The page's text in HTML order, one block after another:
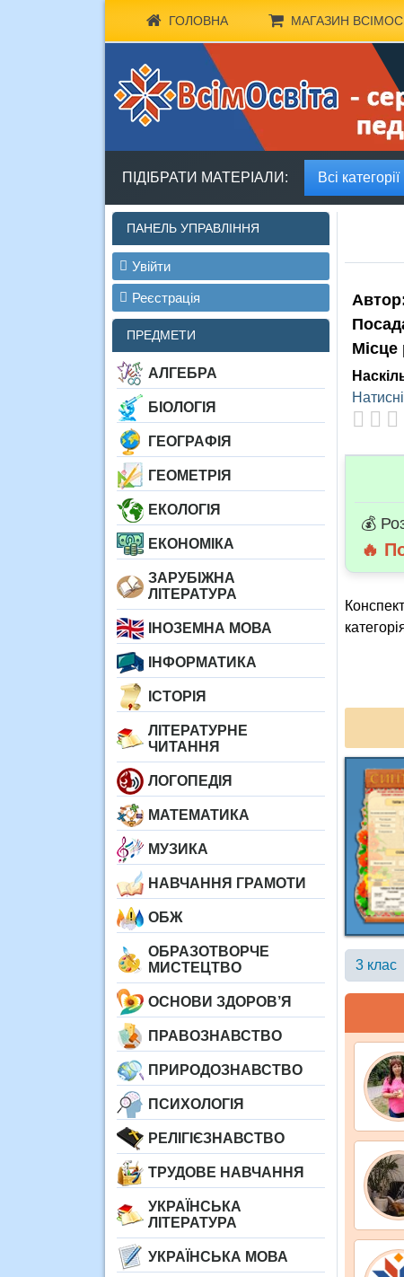
ГОЛОВНА МАГАЗИН
ПІДІБРАТИ МАТЕРІАЛИ: Всі категорії
ПАНЕЛЬ УПРАВЛІННЯ
Увійти
Реєстрація
ПРЕДМЕТИ
АЛГЕБРА
БІОЛОГІЯ
ГЕОГРАФІЯ
ГЕОМЕТРІЯ
ЕКОЛОГІЯ
ЕКОНОМІКА
ЗАРУБІЖНА
ЛІТЕРАТУРА
ІНОЗЕМНА МОВА
ІНФОРМАТИКА
ІСТОРІЯ
ЛІТЕРАТУРНЕ
ЧИТАННЯ
ЛОГОПЕДІЯ
МАТЕМАТИКА
МУЗИКА
НАВЧАННЯ ГРАМОТИ
ОБЖ
ОБРАЗОТВОРЧЕ
МИСТЕЦТВО
ОСНОВИ ЗДОРОВ’Я
ПРАВОЗНАВСТВО
ПРИРОДОЗНАВСТВО
ПСИХОЛОГІЯ
РЕЛІГІЄЗНАВСТВО
ТРУДОВЕ НАВЧАННЯ
УКРАЇНСЬКА
ЛІТЕРАТУРА
УКРАЇНСЬКА МОВА
Місце
💰
🔥
3 клас